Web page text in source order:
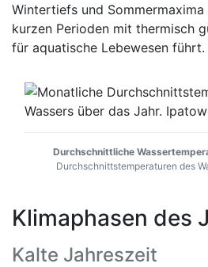
Wintertiefs und
kurzen Perioden mit thermisch
für aquatische Lebewesen führt.
Durchschnittliche
Durchschnittstemperaturen des
Klimaphasen des
Kalte Jahreszeit